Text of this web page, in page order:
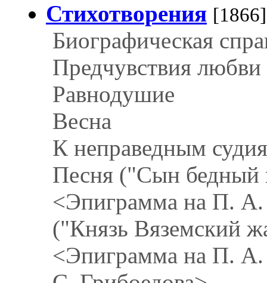
Стихотворения [1866]
Биографическая
Предчувствия любви
Равнодушие
Весна
К неправедным
Песня ("Сын бедный
<Эпиграмма на П. А.
("Князь Вяземский
<Эпиграмма на П. А.